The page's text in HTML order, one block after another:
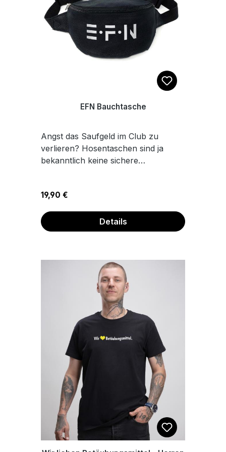
Größe M.
EFN Bauchtasche
Angst das Saufgeld im Club zu
verlieren? Hosentaschen sind ja
bekanntlich keine sichere
dunklen Untergrund. Alles safe an
einem Platz! Die Clubkatzen
Bauchtaschen halten auch im
schlimmsten Zustand zu dir.
dem EFN Druck auf der Front setzt
du ein klares Statement. Die Tasche
besitzt ein Hauptfach und separat
zugängliches Fach auf der Rückseite
mit Reißverschluss und einen
verstellbaren Gurt mit
Klickverschluss. EFN Druck auf der
Front Die Tasche hat extra lange
Schnallen und lässt sich so perfekt
über die Schulter tragen.
Materialzusammensetzung: 100%
Polyester. Maße: 23 x 7,5 x 13,5 cm
Regulärer Preis:
19,90 €
Details